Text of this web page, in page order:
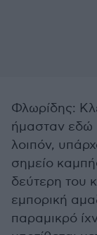
Φλωρίδης:
ήμασταν εδώ
λοιπόν,
σημείο
δεύτερη του
εμπορική
παραμικρό